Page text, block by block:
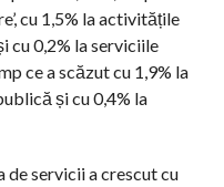
cu 1,5% la activitățile
cu 0,2% la serviciile
ce a scăzut cu 1,9% la
și cu 0,4% la
servicii a crescut cu